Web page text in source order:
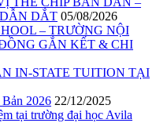
DẮT 05/08/2026
– TRƯỜNG NỘI
GẮN KẾT & CHI
IN-STATE TUITION TẠI
2026 22/12/2025
tại trường đại học Avila